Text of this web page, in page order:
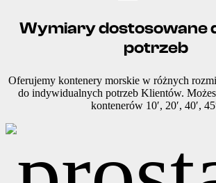
Wymiary dostosowane
potrzeb
Oferujemy kontenery morskie w różnych
do indywidualnych potrzeb Klientów.
kontenerów 10′, 20′, 40′,